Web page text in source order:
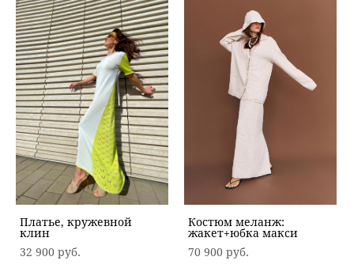
Платье, кружевной
клин
32 900 pуб.
Костюм меланж:
жакет+юбка макси
70 900 pуб.